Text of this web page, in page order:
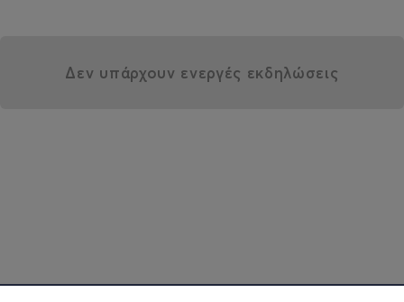
Δεν υπάρχουν ενεργές εκδηλώσεις